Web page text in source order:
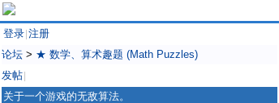
登录 注册
论坛 > ★ 数学、算术趣题 (Math Puzzles)
发帖
关于一个游戏的无敌算法。